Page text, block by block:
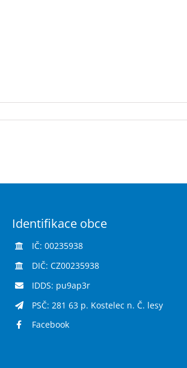
Identifikace obce
IČ: 00235938
DIČ: CZ00235938
IDDS: pu9ap3r
PSČ: 281 63 p. Kostelec n. Č. lesy
Facebook